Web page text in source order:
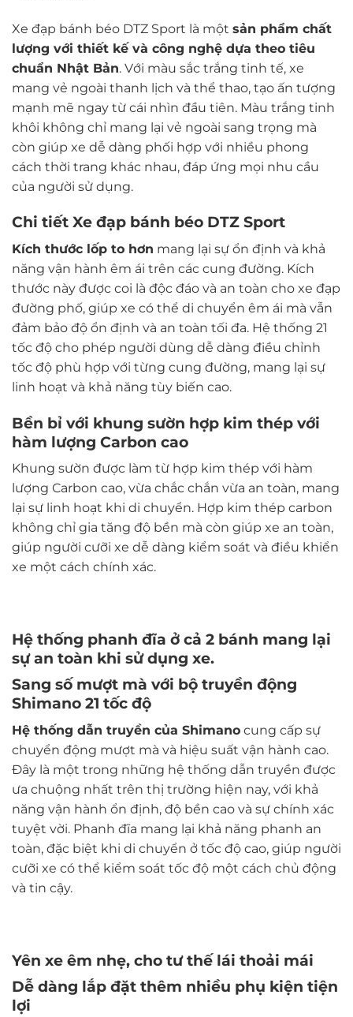
Xe đạp bánh béo DTZ Sport là một sản phẩm chất
lượng với thiết kế và công nghệ dựa theo tiêu
chuẩn Nhật Bản. Với màu sắc trắng tinh tế, xe
mang vẻ ngoài thanh lịch và thể thao, tạo ấn tượng
mạnh mẽ ngay từ cái nhìn đầu tiên. Màu trắng tinh
khôi không chỉ mang lại vẻ ngoài sang trọng mà
còn giúp xe dễ dàng phối hợp với nhiều phong
cách thời trang khác nhau, đáp ứng mọi nhu cầu
của người sử dụng.
Chi tiết Xe đạp bánh béo DTZ Sport
Kích thước lốp to hơn mang lại sự ổn định và khả
năng vận hành êm ái trên các cung đường. Kích
thước này được coi là độc đáo và an toàn cho xe đạp
đường phố, giúp xe có thể di chuyển êm ái mà vẫn
đảm bảo độ ổn định và an toàn tối đa. Hệ thống 21
tốc độ cho phép người dùng dễ dàng điều chỉnh
tốc độ phù hợp với từng cung đường, mang lại sự
linh hoạt và khả năng tùy biến cao.
Bền bỉ với khung sườn hợp kim thép với
hàm lượng Carbon cao
Khung sườn được làm từ hợp kim thép với hàm
lượng Carbon cao, vừa chắc chắn vừa an toàn, mang
lại sự linh hoạt khi di chuyển. Hợp kim thép carbon
không chỉ gia tăng độ bền mà còn giúp xe an toàn,
giúp người cưỡi xe dễ dàng kiểm soát và điều khiển
xe một cách chính xác.
Hệ thống phanh đĩa ở cả 2 bánh mang lại
sự an toàn khi sử dụng xe.
Sang số mượt mà với bộ truyền động
Shimano 21 tốc độ
Hệ thống dẫn truyền của Shimano cung cấp sự
chuyển động mượt mà và hiệu suất vận hành cao.
Đây là một trong những hệ thống dẫn truyền được
ưa chuộng nhất trên thị trường hiện nay, với khả
năng vận hành ổn định, độ bền cao và sự chính xác
tuyệt vời. Phanh đĩa mang lại khả năng phanh an
toàn, đặc biệt khi di chuyển ở tốc độ cao, giúp người
cưỡi xe có thể kiểm soát tốc độ một cách chủ động
và tin cậy.
Yên xe êm nhẹ, cho tư thế lái thoải mái
Dễ dàng lắp đặt thêm nhiều phụ kiện tiện
lợi